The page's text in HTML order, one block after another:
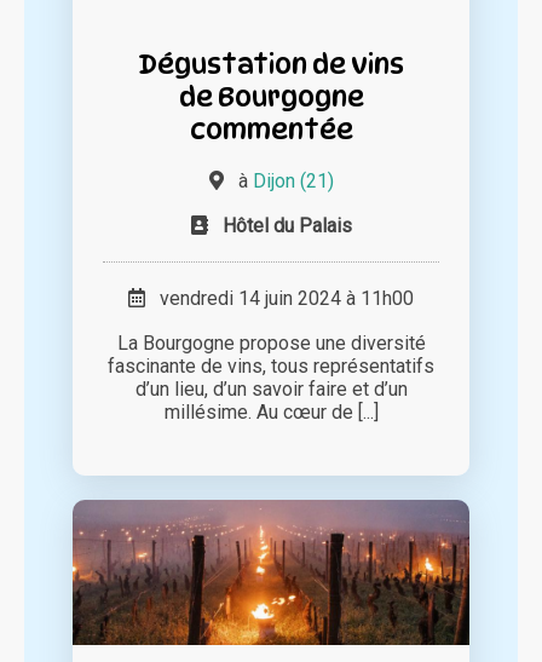
Dégustation de vins
de Bourgogne
commentée
à Dijon (21)
Hôtel du Palais
vendredi 14 juin 2024 à 11h00
La Bourgogne propose une diversité
fascinante de vins, tous représentatifs
d’un lieu, d’un savoir faire et d’un
millésime. Au cœur de [...]